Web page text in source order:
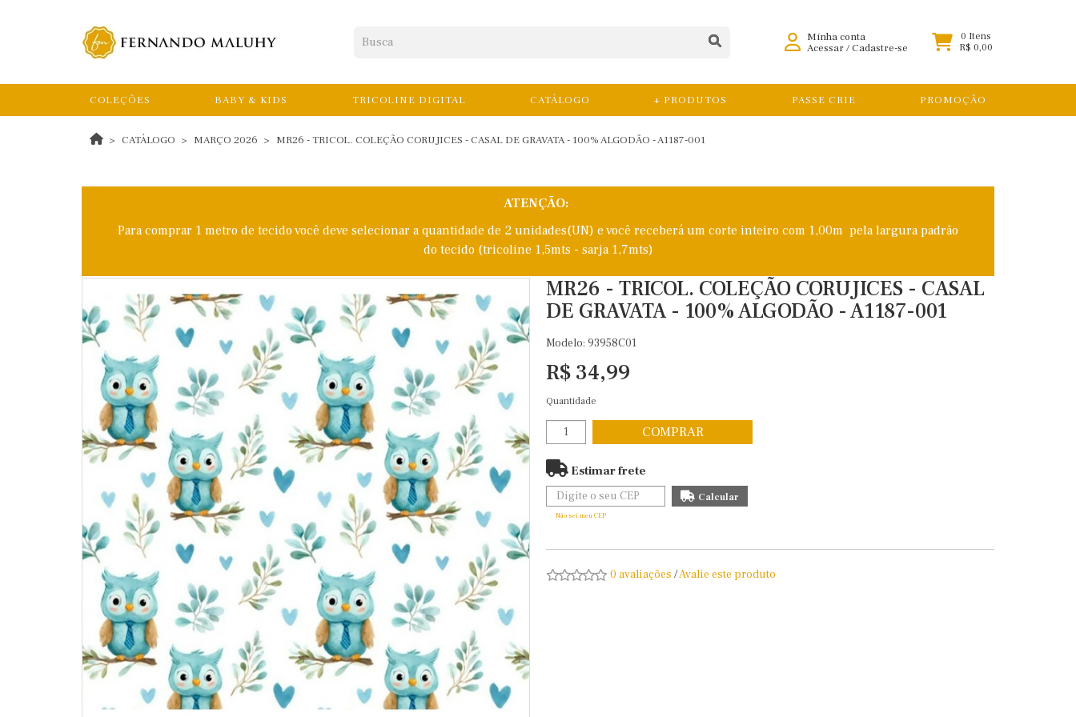
Minha conta
Acessar/Cadastre-se
0 Itens
R$ 0,00
COLEÇÕES BABY & KIDS TRICOLINE DIGITAL CATÁLOGO + PRODUTOS PASSE CRIE PROMOÇÃO
CATÁLOGO MARÇO 2026 MR26 - TRICOL. COLEÇÃO CORUJICES - CASAL DE GRAVATA - 100% ALGODÃO - A1187-001
ATENÇÃO:
Para comprar 1 metro de tecido você deve selecionar a quantidade de 2 unidades(UN) e você receberá um corte inteiro com 1,00m pela largura padrão
do tecido (tricoline 1,5mts - sarja 1,7mts)
MR26 - TRICOL. COLEÇÃO CORUJICES - CASAL
DE GRAVATA - 100% ALGODÃO - A1187-001
Modelo: 93958C01
R$ 34,99
Quantidade
COMPRAR
Estimar frete
Não sei meu CEP
0 avaliações /Avalie este produto